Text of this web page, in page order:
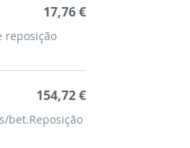
reposição
17,76 €
bet.Reposição
154,72 €